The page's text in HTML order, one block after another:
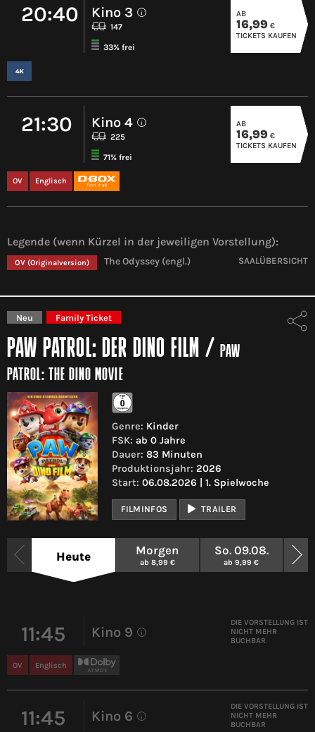
20:40 Kino 3 i
147
33% frei
AB
16,99 €
TICKETS KAUFEN
21:30 Kino 4 i
225
71% frei
OV Englisch
AB
16,99 €
TICKETS KAUFEN
Legende (wenn Kürzel in der jeweiligen Vorstellung):
OV (Originalversion) The Odyssey (engl.) SAALÜBERSICHT
Neu Family Ticket
PAW PATROL: DER DINO FILM / PAW
PATROL: THE DINO MOVIE
Genre: Kinder
FSK: ab 0 Jahre
Dauer: 83 Minuten
Produktionsjahr: 2026
Start: 06.08.2026 | 1. Spielwoche
FILMINFOS TRAILER
Heute Morgen
ab 8,99 €
So. 09.08.
ab 9,99 €
11:45 Kino 9 i
OV Englisch
DIE VORSTELLUNG IST
NICHT MEHR
BUCHBAR
11:45 Kino 6 i
DIE VORSTELLUNG IST
NICHT MEHR
BUCHBAR